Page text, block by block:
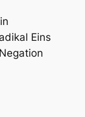
Eins